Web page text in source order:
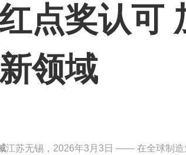
点奖认可
领域
江苏无锡，2026年3月3日 —— 在全球制造